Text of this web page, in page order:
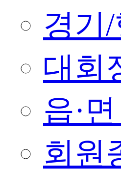
경기
대회
읍·
회원